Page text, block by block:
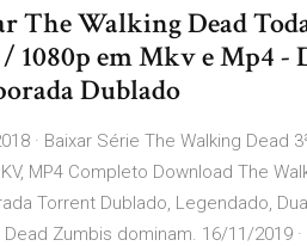
The Walking Dead
1080p em Mkv e Mp4 -
Dublado
· Baixar Série The Walking Dead
MP4 Completo Download The
Torrent Dublado, Legendado,
Dead Zumbis dominam. 16/11/2019